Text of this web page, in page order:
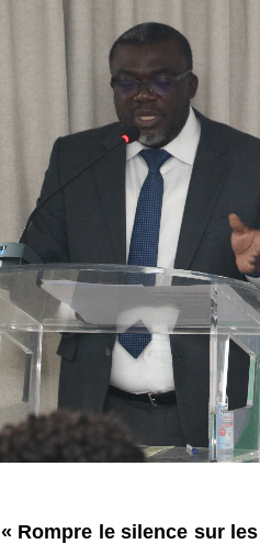
« Rompre le silence sur